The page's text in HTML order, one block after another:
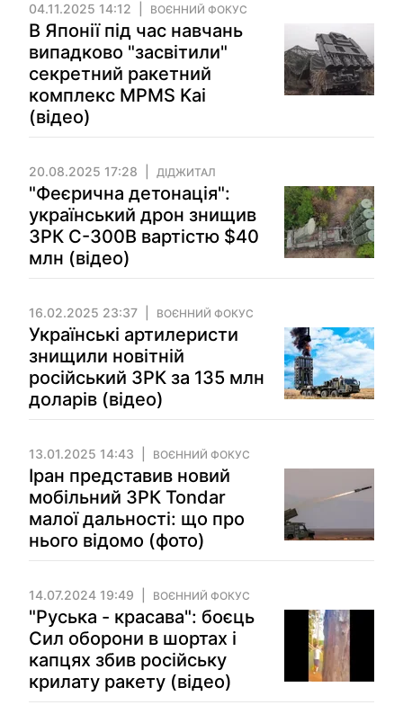
04.11.2025 14:12 ВОЄННИЙ ФОКУС
В Японії під час навчань
випадково "засвітили"
секретний ракетний
комплекс MPMS Kai
(відео)
20.08.2025 17:28 ДІДЖИТАЛ
"Феєрична детонація":
український дрон знищив
ЗРК С-300В вартістю $40
млн (відео)
16.02.2025 23:37 ВОЄННИЙ ФОКУС
Українські артилеристи
знищили новітній
російський ЗРК за 135 млн
доларів (відео)
13.01.2025 14:43 ВОЄННИЙ ФОКУС
Іран представив новий
мобільний ЗРК Tondar
малої дальності: що про
нього відомо (фото)
14.07.2024 19:49 ВОЄННИЙ ФОКУС
"Руська - красава": боєць
Сил оборони в шортах і
капцях збив російську
крилату ракету (відео)